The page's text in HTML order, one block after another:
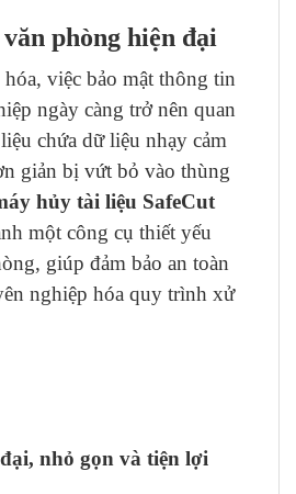
phòng hiện đại
việc bảo mật thông tin
ngày càng trở nên quan
chứa dữ liệu nhạy cảm
giản bị vứt bỏ vào thùng
hủy tài liệu SafeCut
một công cụ thiết yếu
giúp đảm bảo an toàn
nghiệp hóa quy trình xử
nhỏ gọn và tiện lợi